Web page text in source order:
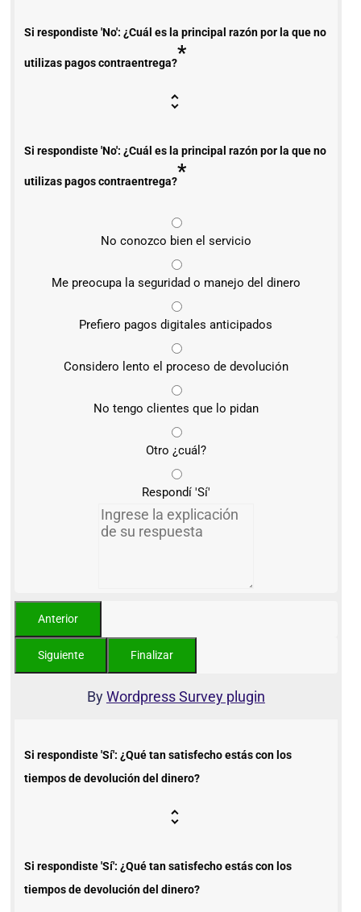
Si respondiste 'No': ¿Cuál es la principal razón por la que no
utilizas pagos contraentrega?*
Si respondiste 'No': ¿Cuál es la principal razón por la que no
utilizas pagos contraentrega?*
No conozco bien el servicio
Me preocupa la seguridad o manejo del dinero
Prefiero pagos digitales anticipados
Considero lento el proceso de devolución
No tengo clientes que lo pidan
Otro ¿cuál?
Respondí 'Sí'
ByWordpress Survey plugin
Si respondiste 'Sí': ¿Qué tan satisfecho estás con los
tiempos de devolución del dinero?
Si respondiste 'Sí': ¿Qué tan satisfecho estás con los
tiempos de devolución del dinero?